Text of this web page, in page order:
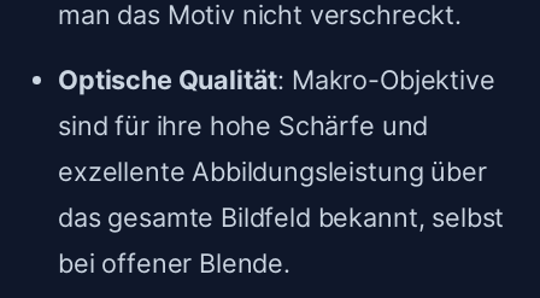
man das Motiv nicht verschreckt.
Optische Qualität: Makro-Objektive
sind für ihre hohe Schärfe und
exzellente Abbildungsleistung über
das gesamte Bildfeld bekannt, selbst
bei offener Blende.